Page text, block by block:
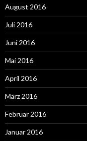
August 2016
Juli 2016
Juni 2016
Mai 2016
April 2016
März 2016
Februar 2016
Januar 2016